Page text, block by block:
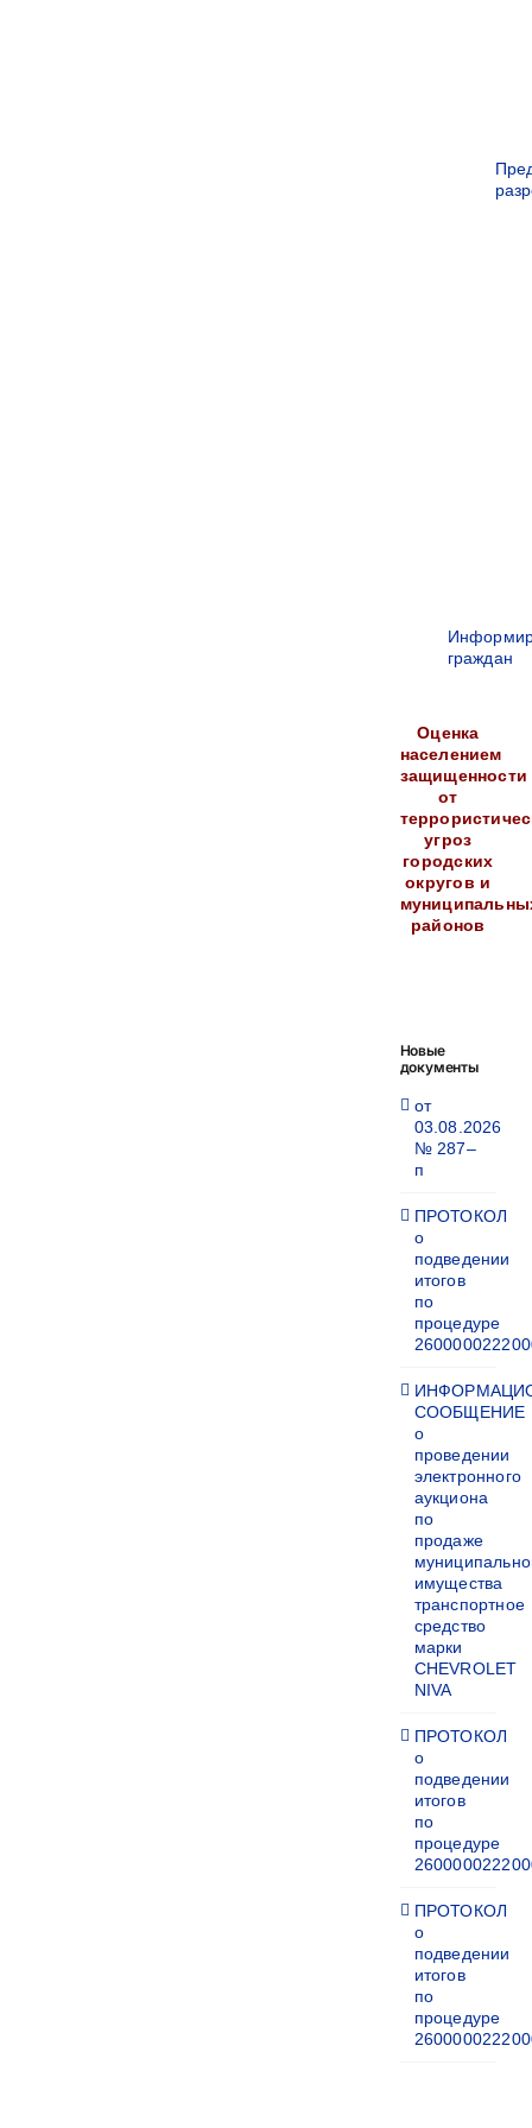
граждан
Оценка
населением
защищенности
от
угроз
городских
округов и
районов
Новые
документы
от
03.08.2026
№ 287–
п
ПРОТОКОЛ
о
подведении
итогов
по
процедуре
СООБЩЕНИЕ
о
проведении
электронного
аукциона
по
продаже
имущества
транспортное
средство
марки
CHEVROLET
NIVA
ПРОТОКОЛ
о
подведении
итогов
по
процедуре
ПРОТОКОЛ
о
подведении
итогов
по
процедуре